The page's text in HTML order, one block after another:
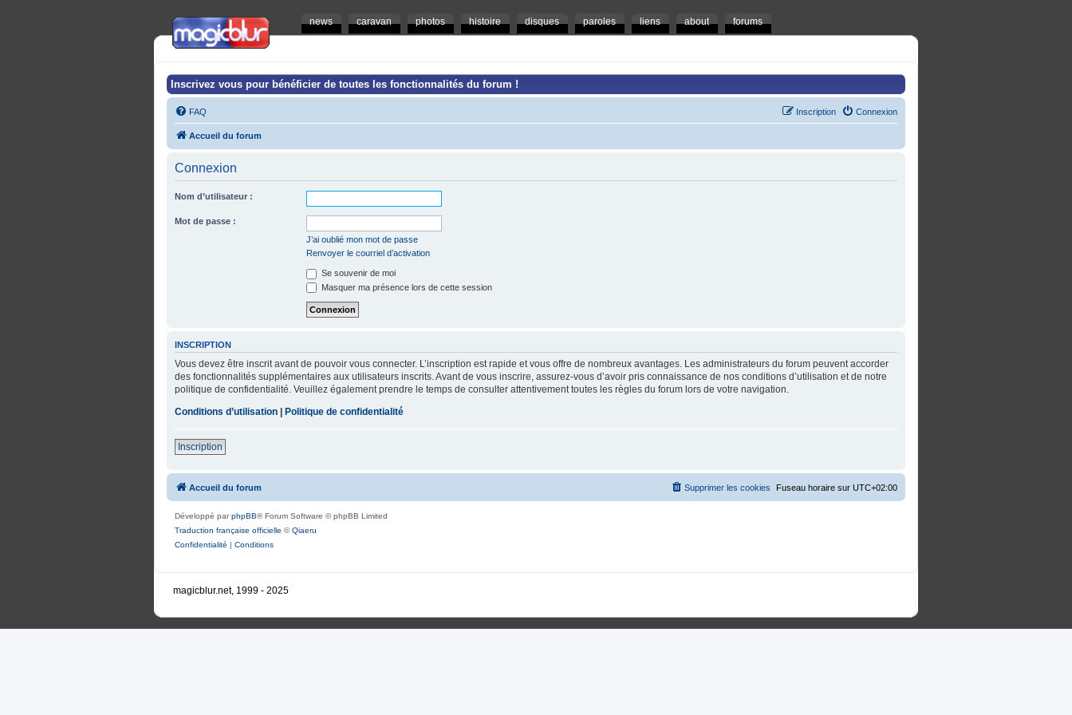
news caravan photos histoire disques paroles liens about forums
Inscrivez vous pour bénéficier de toutes les fonctionnalités du forum !
FAQ Connexion
Inscription
Accueil du forum
Connexion
Nom d’utilisateur :
Mot de passe :
J’ai oublié mon mot de passe
Renvoyer le courriel d’activation
Se souvenir de moi
Masquer ma présence lors de cette session
INSCRIPTION
Vous devez être inscrit avant de pouvoir vous connecter. L’inscription est rapide et vous offre de nombreux avantages. Les administrateurs du forum peuvent accorder
des fonctionnalités supplémentaires aux utilisateurs inscrits. Avant de vous inscrire, assurez-vous d’avoir pris connaissance de nos conditions d’utilisation et de notre
politique de confidentialité. Veuillez également prendre le temps de consulter attentivement toutes les règles du forum lors de votre navigation.
Conditions d’utilisation | Politique de confidentialité
Inscription
Accueil du forum Fuseau horaire sur UTC+02:00
Supprimer les cookies
Développé parphpBB® Forum Software © phpBB Limited
Traduction française officielle ©Qiaeru
Confidentialité | Conditions
magicblur.net, 1999 - 2025